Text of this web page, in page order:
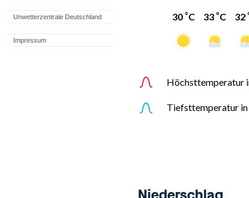
Unwetterzentrale Deutschland
Impressum